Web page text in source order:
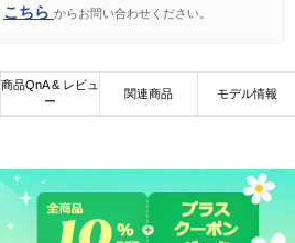
こちら からお問い合わせください。
商品QnA & レビュ
ー
関連商品 モデル情報